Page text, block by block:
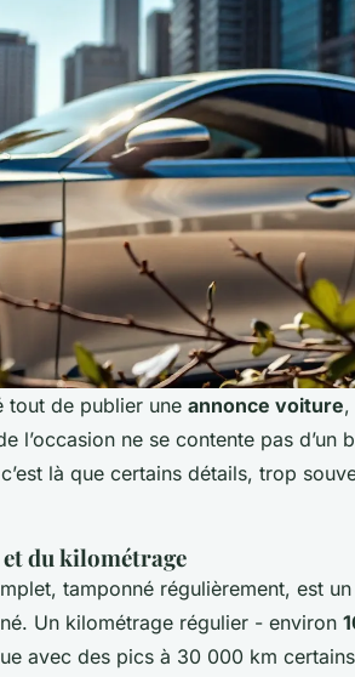
tout de publier une annonce voiture,
l’occasion ne se contente pas
là que certains détails, trop
du kilométrage
tamponné régulièrement, est
Un kilométrage régulier - environ
avec des pics à 30 000 km